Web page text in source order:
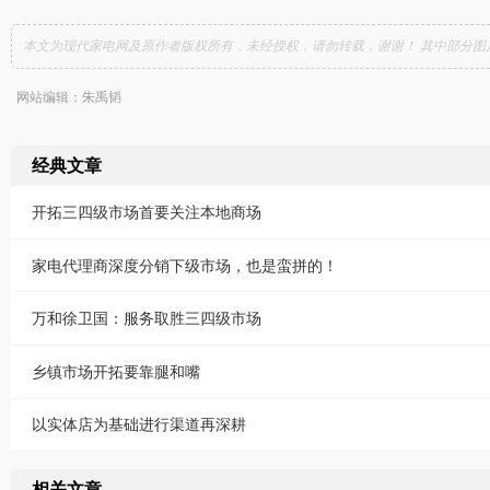
本文为现代家电网及原作者版权所有，未经授权，请勿转载，谢谢！ 其中部分图
网站编辑：朱禹韬
经典文章
开拓三四级市场首要关注本地商场
家电代理商深度分销下级市场，也是蛮拼的！
万和徐卫国：服务取胜三四级市场
乡镇市场开拓要靠腿和嘴
以实体店为基础进行渠道再深耕